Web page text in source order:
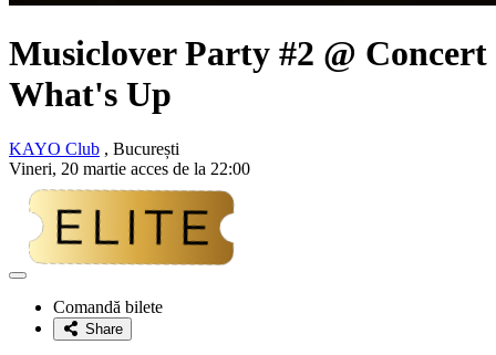
Musiclover Party #2 @ Concert
What's Up
KAYO Club , București
Vineri, 20 martie acces de la 22:00
Adaugă
favoriteComandă bilete
Share